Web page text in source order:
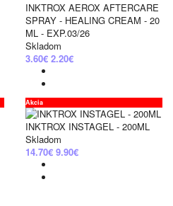
INKTROX AEROX AFTERCARE
SPRAY - HEALING CREAM - 20
ML - EXP.03/26
Skladom
3.60€ 2.20€
Akcia
INKTROX INSTAGEL - 200ML
Skladom
14.70€ 9.90€